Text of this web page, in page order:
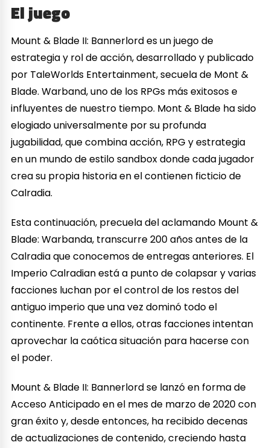
El juego
Mount & Blade II: Bannerlord es un juego de
estrategia y rol de acción, desarrollado y publicado
por TaleWorlds Entertainment, secuela de Mont &
Blade. Warband, uno de los RPGs más exitosos e
influyentes de nuestro tiempo. Mont & Blade ha sido
elogiado universalmente por su profunda
jugabilidad, que combina acción, RPG y estrategia
en un mundo de estilo sandbox donde cada jugador
crea su propia historia en el contienen ficticio de
Calradia.
Esta continuación, precuela del aclamando Mount &
Blade: Warbanda, transcurre 200 años antes de la
Calradia que conocemos de entregas anteriores. El
Imperio Calradian está a punto de colapsar y varias
facciones luchan por el control de los restos del
antiguo imperio que una vez dominó todo el
continente. Frente a ellos, otras facciones intentan
aprovechar la caótica situación para hacerse con
el poder.
Mount & Blade II: Bannerlord se lanzó en forma de
Acceso Anticipado en el mes de marzo de 2020 con
gran éxito y, desde entonces, ha recibido decenas
de actualizaciones de contenido, creciendo hasta